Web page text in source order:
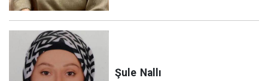
Şule Nallı